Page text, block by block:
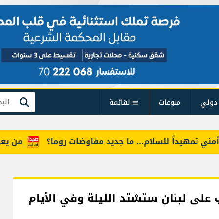
منوعات القائمة بحث
من يعرف للسلام... ما جديد مفاوضات روما؟
لبنان ستشتد الليلة وفي الأيام